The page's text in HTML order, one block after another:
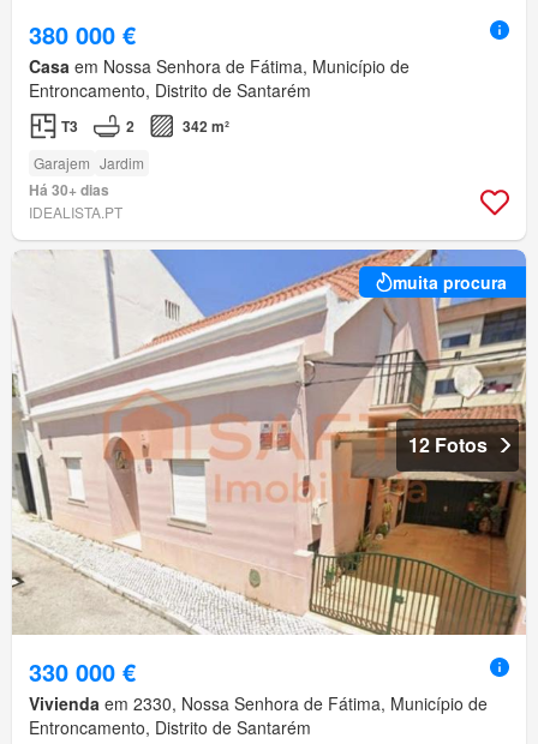
380 000 €
Casa em Nossa Senhora de Fátima, Município de
Entroncamento, Distrito de Santarém
T3 2 342 m²
Garajem Jardim
Há 30+ dias
IDEALISTA.PT
muita procura
12 Fotos
330 000 €
Vivienda em 2330, Nossa Senhora de Fátima, Município de
Entroncamento, Distrito de Santarém